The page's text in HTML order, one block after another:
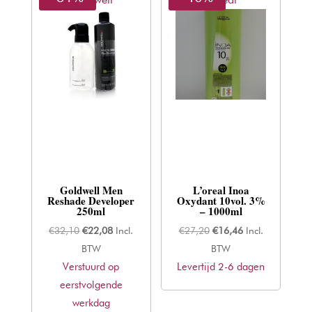
Goldwell Men
Reshade Developer
250ml
€32,10 Oorspronkelijke
prijs
was:
€32,10.
€22,08Huidige
is:
€22,08.
Incl.
BTW
Verstuurd op
eerstvolgende
werkdag
L’oreal Inoa
Oxydant 10vol. 3%
– 1000ml
€27,20 Oorspronkelijke
prijs
was:
€16,46Huidige
is:
Incl.
BTW
Levertijd 2-6 dagen